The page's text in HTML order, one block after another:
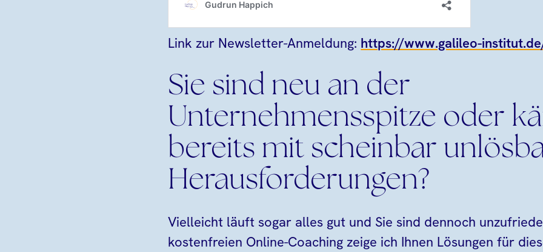
Link zur Newsletter-Anmeldung: https://www.galileo-
Sie sind neu an der
Unternehmensspitze oder
bereits mit scheinbar
Herausforderungen?
Vielleicht läuft sogar alles gut und Sie sind dennoch
kostenfreien Online-Coaching zeige ich Ihnen Lösungen für